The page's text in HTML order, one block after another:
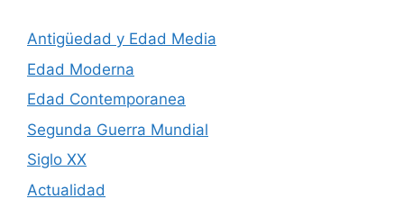
Antigüedad y Edad Media
Edad Moderna
Edad Contemporanea
Segunda Guerra Mundial
Siglo XX
Actualidad